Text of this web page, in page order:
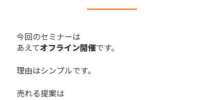
今回のセミナーは
あえてオフライン開催です。
理由はシンプルです。
売れる提案は